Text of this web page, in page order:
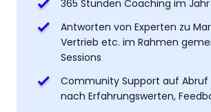
365 Stunden Coaching im Jahr
Antworten von Experten zu
Vertrieb etc. im Rahmen
Sessions
Community Support auf Abruf
nach Erfahrungswerten,